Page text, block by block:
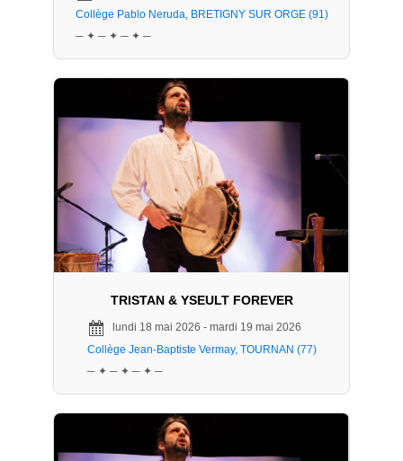
Collège Pablo Neruda, BRETIGNY SUR ORGE (91)
─ ✦ ─ ✦ ─ ✦ ─
TRISTAN & YSEULT FOREVER
lundi 18 mai 2026 - mardi 19 mai 2026
Collège Jean-Baptiste Vermay, TOURNAN (77)
─ ✦ ─ ✦ ─ ✦ ─